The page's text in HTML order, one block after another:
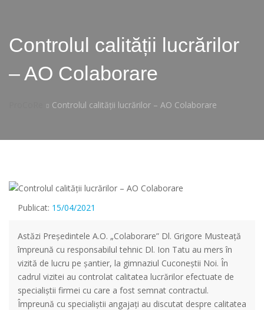
Controlul calității lucrărilor
– AO Colaborare
Controlul calității lucrărilor – AO Colaborare
Publicat: 15/04/2021
Astăzi Președintele A.O. „Colaborare” Dl. Grigore Musteață
împreună cu responsabilul tehnic Dl. Ion Tatu au mers în
vizită de lucru pe șantier, la gimnaziul Cuconeștii Noi. În
cadrul vizitei au controlat calitatea lucrărilor efectuate de
specialiștii firmei cu care a fost semnat contractul.
Împreună cu specialiștii angajați au discutat despre calitatea